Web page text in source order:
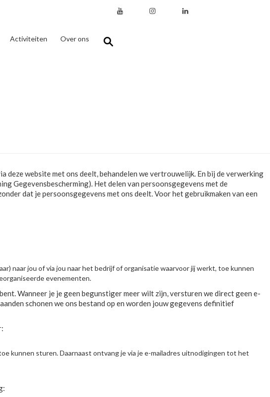
Activiteiten Over ons
website met ons deelt, behandelen we vertrouwelijk. En bij de verwerking
Gegevensbescherming). Het delen van persoonsgegevens met de
dat je persoonsgegevens met ons deelt. Voor het gebruikmaken van een
naar jou of via jou naar het bedrijf of organisatie waarvoor jij werkt, toe kunnen
evenementen.
Wanneer je je geen begunstiger meer wilt zijn, versturen we direct geen e-
schonen we ons bestand op en worden jouw gegevens definitief
kunnen sturen. Daarnaast ontvang je via je e-mailadres uitnodigingen tot het